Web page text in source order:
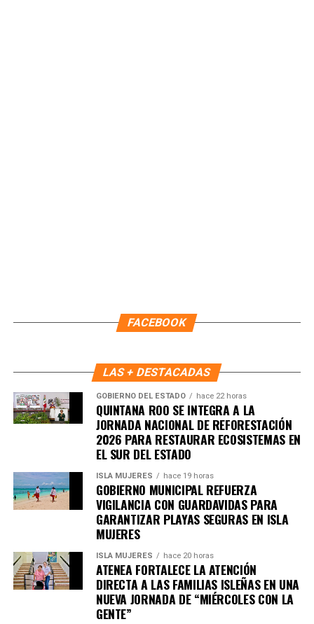
Recibe las noticias al instante
Únete al canal oficial de WhatsApp de
Quinto Podery recibe las noticias más
en tu teléfono.
Unirme al canal de WhatsApp
FACEBOOK
LAS + DESTACADAS
GOBIERNO DEL ESTADO hace 22 horas
QUINTANA ROO SE INTEGRA A LA
JORNADA NACIONAL DE REFORESTACIÓN
2026 PARA RESTAURAR ECOSISTEMAS EN
EL SUR DEL ESTADO
ISLA MUJERES hace 19 horas
GOBIERNO MUNICIPAL REFUERZA
VIGILANCIA CON GUARDAVIDAS PARA
GARANTIZAR PLAYAS SEGURAS EN ISLA
MUJERES
ISLA MUJERES hace 20 horas
ATENEA FORTALECE LA ATENCIÓN
DIRECTA A LAS FAMILIAS ISLEÑAS EN UNA
NUEVA JORNADA DE “MIÉRCOLES CON LA
GENTE”